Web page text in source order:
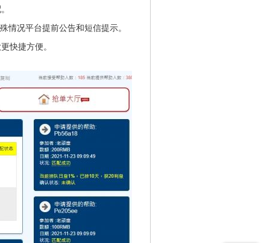
情况平台提前公告和短信提示。
快捷方便。